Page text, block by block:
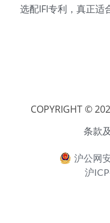
选配IFI专利，真正适
COPYRIGHT ©
条款
沪公网
沪